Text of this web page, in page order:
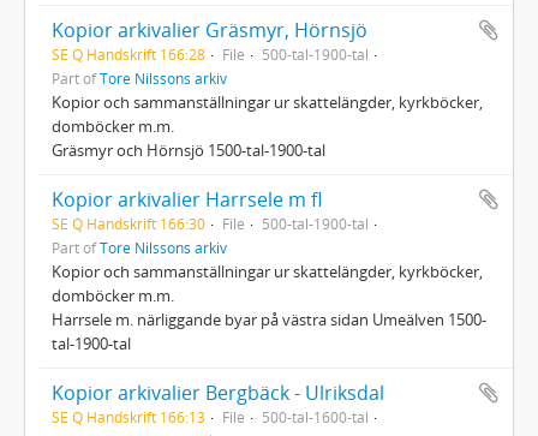
Kopior arkivalier Gräsmyr, Hörnsjö
SE Q Handskrift 166:28 File
500-tal-1900-tal
Part ofTore Nilssons arkiv
Kopior och sammanställningar ur skattelängder, kyrkböcker,
domböcker m.m.
Gräsmyr och Hörnsjö 1500-tal-1900-tal
Kopior arkivalier Harrsele m fl
SE Q Handskrift 166:30 File
500-tal-1900-tal
Part ofTore Nilssons arkiv
Kopior och sammanställningar ur skattelängder, kyrkböcker,
domböcker m.m.
Harrsele m. närliggande byar på västra sidan Umeälven 1500-
tal-1900-tal
Kopior arkivalier Bergbäck - Ulriksdal
SE Q Handskrift 166:13 File
500-tal-1600-tal